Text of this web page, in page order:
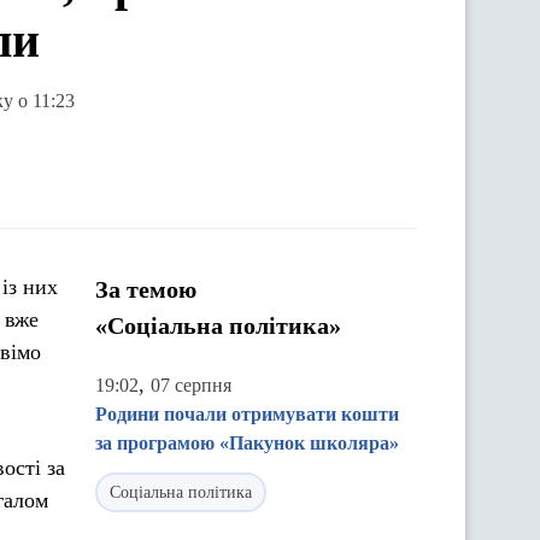
о 11:23
них
вже
за
За темою
«Соціальна політика»
19:02, 07 серпня
Родини почали отримувати кошти
за програмою «Пакунок школяра»
Соціальна політика